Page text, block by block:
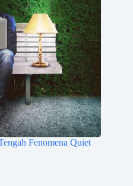
Fenomena Quiet